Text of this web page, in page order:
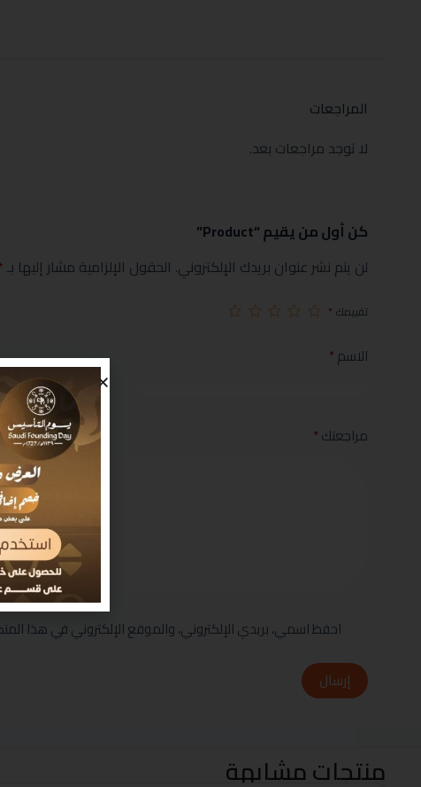
المراجعات
لا توجد مراجعات بعد.
كن أول من يقيم “Product”
لن يتم نشر عنوان بريدك الإلكتروني. الحقول الإلزامية مشار إليها بـ
تقييمك *
الاسم*
مراجعتك*
احفظ اسمي، بريدي الإلكتروني، والموقع الإلكتروني في هذا
إرسال
منتجات مشابهة